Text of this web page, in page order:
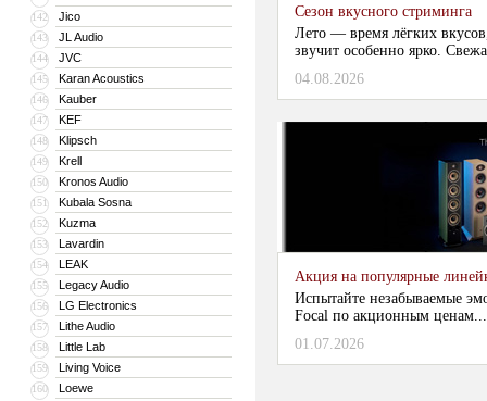
142 Jico
143 JL Audio
144 JVC
145 Karan Acoustics
146 Kauber
147 KEF
148 Klipsch
149 Krell
150 Kronos Audio
151 Kubala Sosna
152 Kuzma
153 Lavardin
154 LEAK
155 Legacy Audio
156 LG Electronics
157 Lithe Audio
158 Little Lab
159 Living Voice
160 Loewe
Сезон вкусного стриминга
Лето — время лёгких
звучит особенно ярко.
04.08.2026
Акция на популярные
Испытайте незабываемые
Focal по акционным
01.07.2026